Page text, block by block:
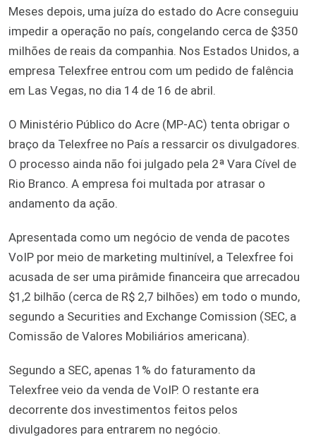
Meses depois, uma juíza do estado do Acre conseguiu
impedir a operação no país, congelando cerca de $350
milhões de reais da companhia. Nos Estados Unidos, a
empresa Telexfree entrou com um pedido de falência
em Las Vegas, no dia 14 de 16 de abril.
O Ministério Público do Acre (MP-AC) tenta obrigar o
braço da Telexfree no País a ressarcir os divulgadores.
O processo ainda não foi julgado pela 2ª Vara Cível de
Rio Branco. A empresa foi multada por atrasar o
andamento da ação.
Apresentada como um negócio de venda de pacotes
VoIP por meio de marketing multinível, a Telexfree foi
acusada de ser uma pirâmide financeira que arrecadou
$1,2 bilhão (cerca de R$ 2,7 bilhões) em todo o mundo,
segundo a Securities and Exchange Comission (SEC, a
Comissão de Valores Mobiliários americana).
Segundo a SEC, apenas 1% do faturamento da
Telexfree veio da venda de VoIP. O restante era
decorrente dos investimentos feitos pelos
divulgadores para entrarem no negócio.